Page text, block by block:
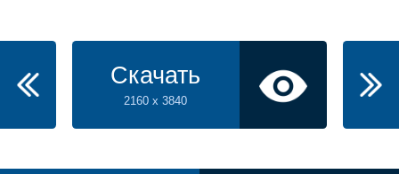
Скачать
2160 x 3840